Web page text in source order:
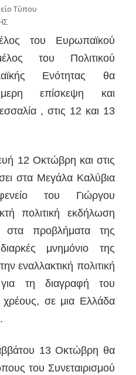
Τύπου
του Ευρωπαϊκού
του Πολιτικού
Ενότητας θα
επίσκεψη και
, στις 12 και 13
12 Οκτώβρη και στις
στα Μεγάλα Καλύβια
του Γιώργου
πολιτική εκδήλωση
στα προβλήματα της
μνημόνιο της
εναλλακτική πολιτική
τη διαγραφή του
χρέους, σε μια Ελλάδα
13 Οκτώβρη θα
του Συνεταιρισμού